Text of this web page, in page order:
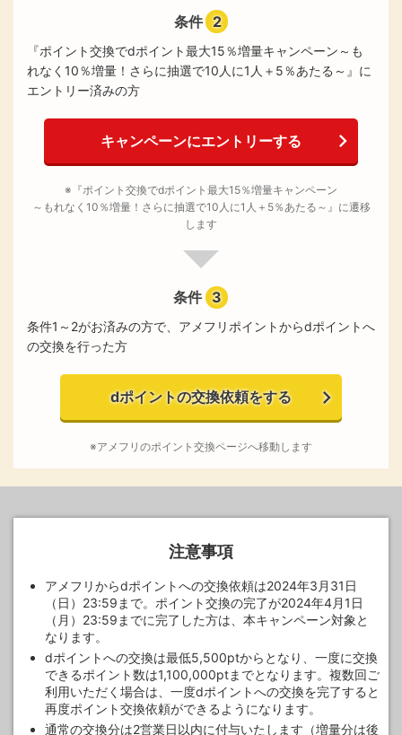
条件 2
『ポイント交換でdポイント最大15％増量キャンペーン～も
れなく10％増量！さらに抽選で10人に1人＋5％あたる～』に
エントリー済みの方
キャンペーンにエントリーする
※『ポイント交換でdポイント最大15％増量キャンペーン
～もれなく10％増量！さらに抽選で10人に1人＋5％あたる～』に遷移
します
条件 3
条件1～2がお済みの方で、アメフリポイントからdポイントへ
の交換を行った方
dポイントの交換依頼をする
※アメフリのポイント交換ページへ移動します
注意事項
アメフリからdポイントへの交換依頼は2024年3月31日
（日）23:59まで。ポイント交換の完了が2024年4月1日
（月）23:59までに完了した方は、本キャンペーン対象と
なります。
dポイントへの交換は最低5,500ptからとなり、一度に交換
できるポイント数は1,100,000ptまでとなります。複数回ご
利用いただく場合は、一度dポイントへの交換を完了すると
再度ポイント交換依頼ができるようになります。
通常の交換分は2営業日以内に付与いたします（増量分は後